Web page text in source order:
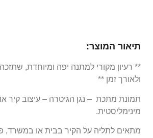
תיאור המוצר:
** רעיון מקורי למתנה יפה ומיוחדת,
ולאורך זמן **
תמונת מתכת – נגן הגיטרה – עיצוב קיר
מינימליסטית.
מתאים לתליה על הקיר בבית או במשרד,